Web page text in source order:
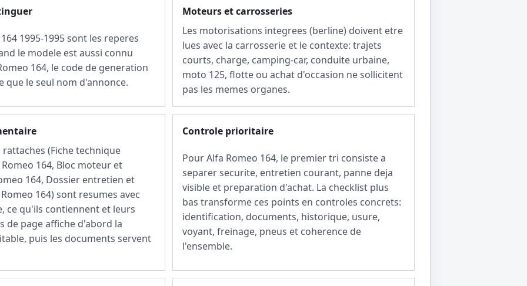
1995-1995 sont les reperes
le modele est aussi connu
164, le code de generation
que le seul nom d'annonce.
Moteurs et carrosseries
Les motorisations integrees (berline) doivent etre
lues avec la carrosserie et le contexte: trajets
courts, charge, camping-car, conduite urbaine,
moto 125, flotte ou achat d'occasion ne sollicitent
pas les memes organes.
(Fiche technique
164, Bloc moteur et
164, Dossier entretien et
164) sont resumes avec
ce qu'ils contiennent et leurs
de page affiche d'abord la
puis les documents servent
Controle prioritaire
Pour Alfa Romeo 164, le premier tri consiste a
separer securite, entretien courant, panne deja
visible et preparation d'achat. La checklist plus
bas transforme ces points en controles concrets:
identification, documents, historique, usure,
voyant, freinage, pneus et coherence de
l'ensemble.